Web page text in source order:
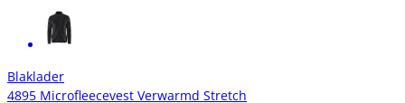
Blaklader
4895 Microfleecevest Verwarmd Stretch